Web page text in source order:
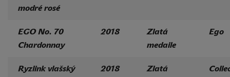
modré rosé
EGO No. 70
Chardonnay
2018
Zlatá
medaile
Ego
Ryzlink vlašský 2018
Zlatá